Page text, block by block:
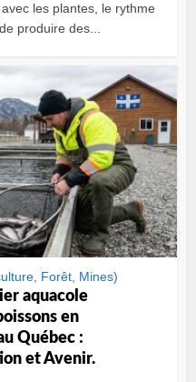
les plantes, le rythme
produire des...
Forêt, Mines)
aquacole
en
Québec :
et Avenir.